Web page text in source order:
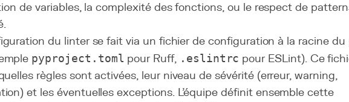
de variables, la complexité des fonctions, ou le respect de
du linter se fait via un fichier de configuration à la racine du
pyproject.toml pour Ruff, .eslintrc pour ESLint). Ce
règles sont activées, leur niveau de sévérité (erreur, warning,
et les éventuelles exceptions. L'équipe définit ensemble cette